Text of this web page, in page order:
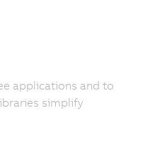
applications and to
simplify